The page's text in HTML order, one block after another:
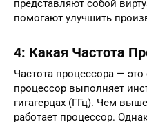
представляют собой
помогают улучшить
4: Какая Частота
Частота процессора — это
процессор выполняет
гигагерцах (ГГц). Чем
работает процессор.